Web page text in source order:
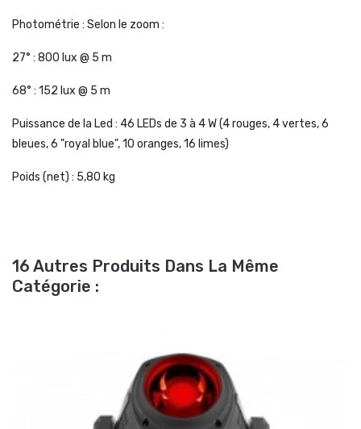
Photométrie : Selon le zoom :
27° : 800 lux @ 5 m
68° : 152 lux @ 5 m
Puissance de la Led : 46 LEDs de 3 à 4 W (4 rouges, 4 vertes, 6
bleues, 6 "royal blue", 10 oranges, 16 limes)
Poids (net) : 5,80 kg
16 Autres Produits Dans La Même
Catégorie :